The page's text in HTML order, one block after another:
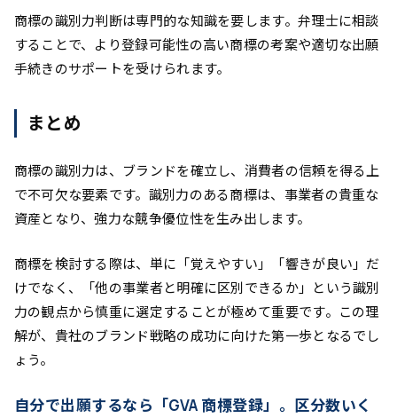
商標の識別力判断は専門的な知識を要します。弁理士に相談
することで、より登録可能性の高い商標の考案や適切な出願
手続きのサポートを受けられます。
まとめ
商標の識別力は、ブランドを確立し、消費者の信頼を得る上
で不可欠な要素です。識別力のある商標は、事業者の貴重な
資産となり、強力な競争優位性を生み出します。
商標を検討する際は、単に「覚えやすい」「響きが良い」だ
けでなく、「他の事業者と明確に区別できるか」という識別
力の観点から慎重に選定することが極めて重要です。この理
解が、貴社のブランド戦略の成功に向けた第一歩となるでし
ょう。
自分で出願するなら「GVA 商標登録」。区分数いく